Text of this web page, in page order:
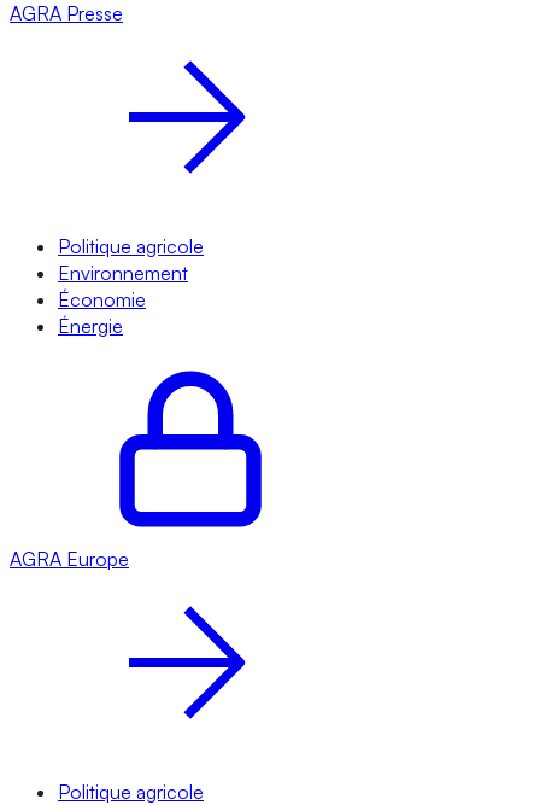
AGRA Presse
Politique agricole
Environnement
Économie
Énergie
AGRA Europe
Politique agricole